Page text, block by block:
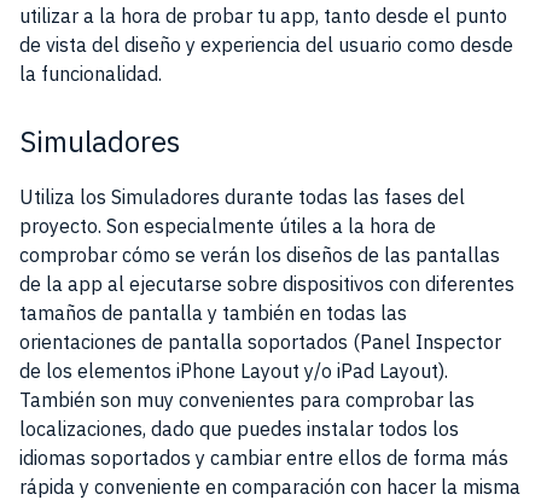
utilizar a la hora de probar tu app, tanto desde el punto
de vista del diseño y experiencia del usuario como desde
la funcionalidad.
Simuladores
Utiliza los Simuladores durante todas las fases del
proyecto. Son especialmente útiles a la hora de
comprobar cómo se verán los diseños de las pantallas
de la app al ejecutarse sobre dispositivos con diferentes
tamaños de pantalla y también en todas las
orientaciones de pantalla soportados (Panel Inspector
de los elementos iPhone Layout y/o iPad Layout).
También son muy convenientes para comprobar las
localizaciones, dado que puedes instalar todos los
idiomas soportados y cambiar entre ellos de forma más
rápida y conveniente en comparación con hacer la misma